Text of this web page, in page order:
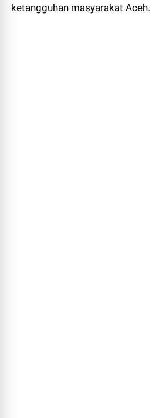
ketangguhan masyarakat Aceh.